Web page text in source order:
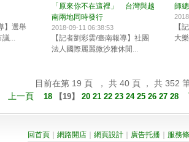
】選舉
議...
「原來你不在這裡」 台灣與越
南兩地同時發行
2018-09-11 06:38:53
【記者劉彩雲/臺南報導】社團
法人國際麗麗微沙雅休閒...
師
【
大
目前在第 19 頁 ， 共 40 頁 ， 共 352
上一頁 18 【19】 20 21 22 23 24 25 26 27 28
回首頁 網路開店 網頁設計 廣告托播
服務